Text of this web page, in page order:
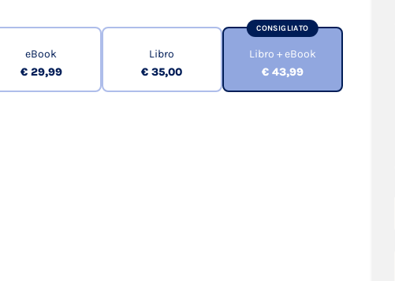
eBook
€ 29,99
Libro
€ 35,00
CONSIGLIATO
Libro + eBook
€ 43,99